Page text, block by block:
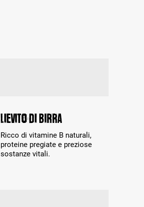
Lievito di birra
Ricco di vitamine B naturali,
proteine pregiate e preziose
sostanze vitali.